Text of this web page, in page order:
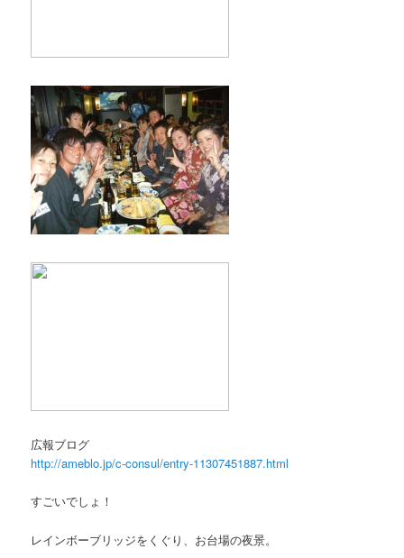
広報ブログ
http://ameblo.jp/c-consul/entry-11307451887.html
すごいでしょ！
レインボーブリッジをくぐり、お台場の夜景。